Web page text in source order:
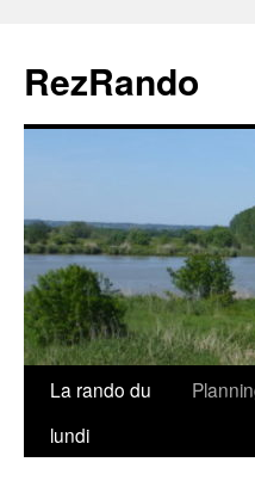
contenu
RezRando
La rando du
lundi